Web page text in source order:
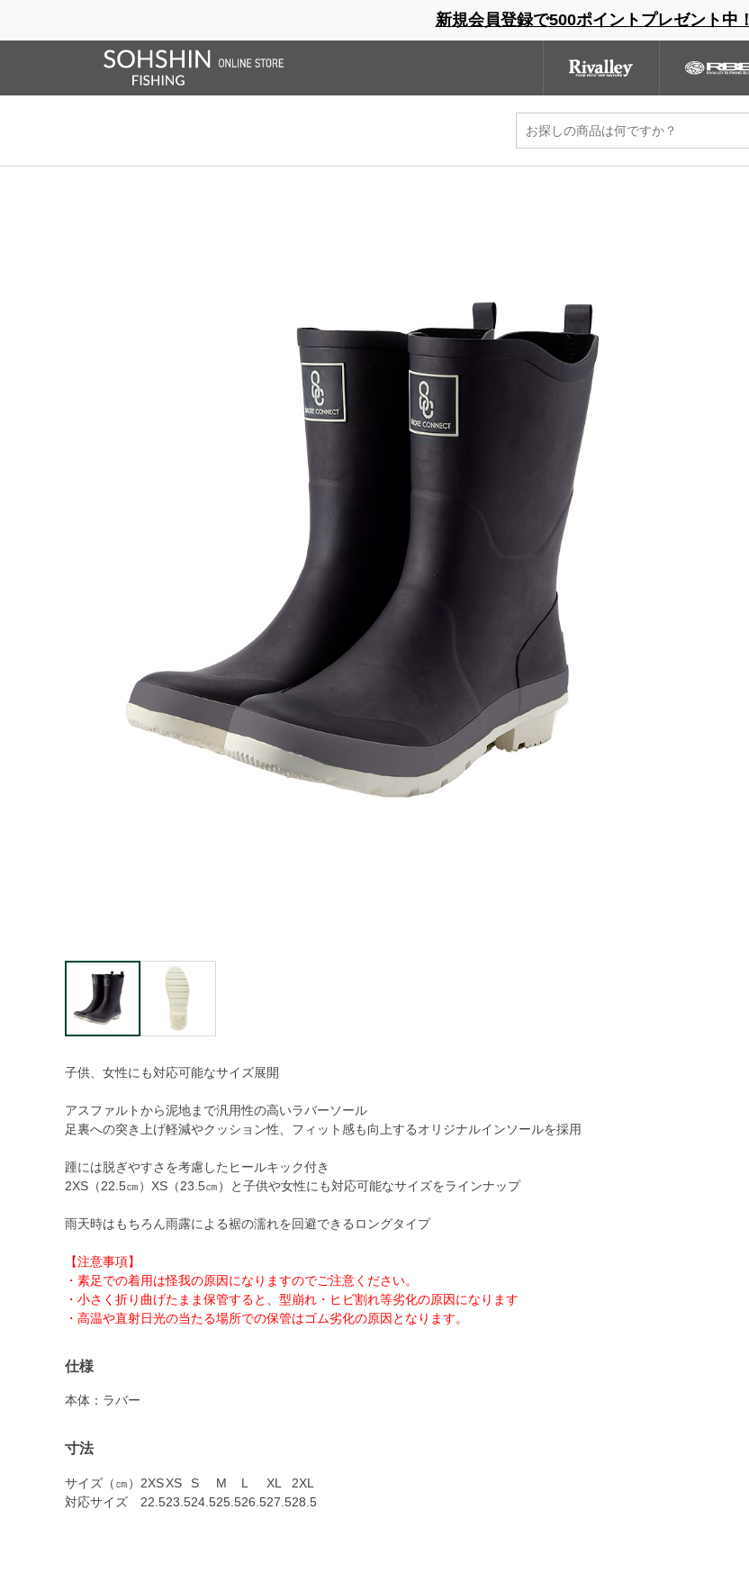
新規会員登録で500ポイントプレゼント中！
ブランドサイト 商品一覧 ブランドサイト
ウェーダー レインウェア フットウェア グローブ
SHORE CONNECT
子供、女性にも対応可能なサイズ展開
アスファルトから泥地まで汎用性の高いラバーソール
足裏への突き上げ軽減やクッション性、フィット感も向上するオリジナルインソールを採用
踵には脱ぎやすさを考慮したヒールキック付き
2XS（22.5㎝）XS（23.5㎝）と子供や女性にも対応可能なサイズをラインナップ
雨天時はもちろん雨露による裾の濡れを回避できるロングタイプ
【注意事項】
・素足での着用は怪我の原因になりますのでご注意ください。
・小さく折り曲げたまま保管すると、型崩れ・ヒビ割れ等劣化の原因になります
・高温や直射日光の当たる場所での保管はゴム劣化の原因となります。
仕様
本体：ラバー
寸法
サイズ（㎝） 2XSXS S M L XL
2XL
対応サイズ
22.523.524.525.526.527.528.5